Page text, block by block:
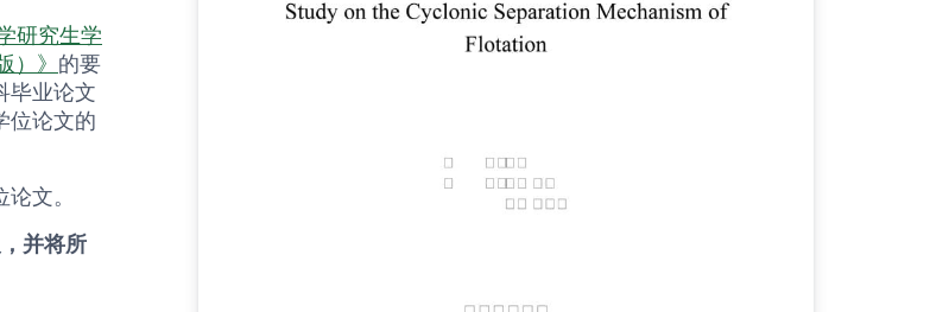
研究生学
》 的要
毕业论文
位论文的
文。
并将所